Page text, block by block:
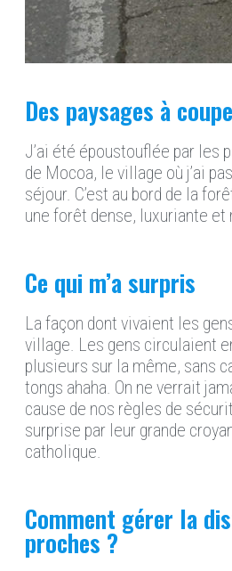
Des paysages à
J’ai été époustouflée par les
de Mocoa, le village où j’ai
séjour. C’est au bord de la
une forêt dense, luxuriante et
Ce qui m’a surpris
La façon dont vivaient les
village. Les gens circulaient
plusieurs sur la même, sans
tongs ahaha. On ne verrait
cause de nos règles de
surprise par leur grande
catholique.
Comment gérer la
proches ?